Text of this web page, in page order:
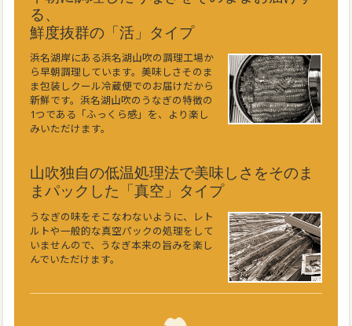
る、
鮮度抜群の「活」タイプ
浜名湖岸にある浜名湖山吹の調理工場か
ら早朝調理しています。美味しさそのま
ま包装しクール冷蔵便でのお届けだから
新鮮です。浜名湖山吹のうなぎの特徴の
1つである「ふっくら感」を、より楽し
みいただけます。
山吹独自の低温処理法で美味しさをそのま
まパックした「真空」タイプ
うなぎの味をそこなわないように、レト
ルトや一般的な真空パックの処理をして
いませんので、うなぎ本来の旨みを楽し
んでいただけます。